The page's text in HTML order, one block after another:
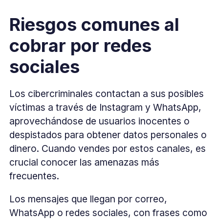
Riesgos comunes al
cobrar por redes
sociales
Los cibercriminales contactan a sus posibles
víctimas a través de Instagram y WhatsApp,
aprovechándose de usuarios inocentes o
despistados para obtener datos personales o
dinero. Cuando vendes por estos canales, es
crucial conocer las amenazas más
frecuentes.
Los mensajes que llegan por correo,
WhatsApp o redes sociales, con frases como